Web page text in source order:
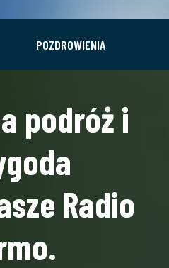
POZDROWIENIA
podróż i
Radio